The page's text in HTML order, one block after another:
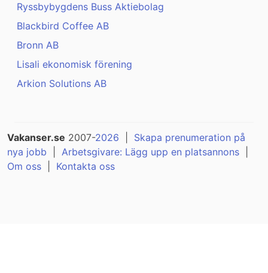
Ryssbybygdens Buss Aktiebolag
Blackbird Coffee AB
Bronn AB
Lisali ekonomisk förening
Arkion Solutions AB
Vakanser.se 2007-2026
Skapa prenumeration på
nya jobb
Arbetsgivare: Lägg upp en platsannons
Om oss
Kontakta oss